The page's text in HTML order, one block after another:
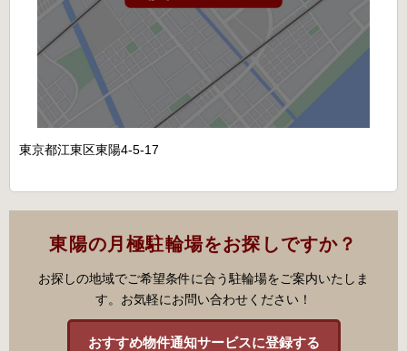
東京都江東区東陽4-5-17
東陽の月極駐輪場をお探しですか？
お探しの地域でご希望条件に合う駐輪場をご案内いたしま
す。お気軽にお問い合わせください！
おすすめ物件通知サービスに登録する